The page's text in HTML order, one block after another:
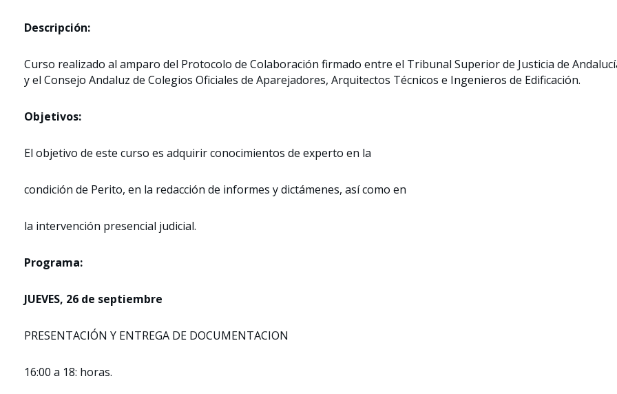
Descripción:
Curso realizado al amparo del Protocolo de Colaboración firmado entre el Tribunal Superior de Justicia de
y el Consejo Andaluz de Colegios Oficiales de Aparejadores, Arquitectos Técnicos e Ingenieros de Edificación.
Objetivos:
El objetivo de este curso es adquirir conocimientos de experto en la
condición de Perito, en la redacción de informes y dictámenes, así como en
la intervención presencial judicial.
Programa:
JUEVES, 26 de septiembre
PRESENTACIÓN Y ENTREGA DE DOCUMENTACION
16:00 a 18: horas.